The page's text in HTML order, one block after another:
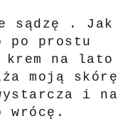
sądzę . Jak
po prostu
na lato
moją skórę
i na
wrócę.